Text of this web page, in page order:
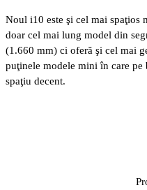
Noul i10 este şi cel mai spaţios
doar cel mai lung model din
(1.660 mm) ci oferă şi cel mai
puţinele modele mini în care pe
spaţiu decent.